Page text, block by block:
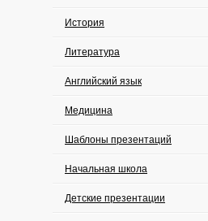
История
Литература
Английский язык
Медицина
Шаблоны презентаций
Начальная школа
Детские презентации